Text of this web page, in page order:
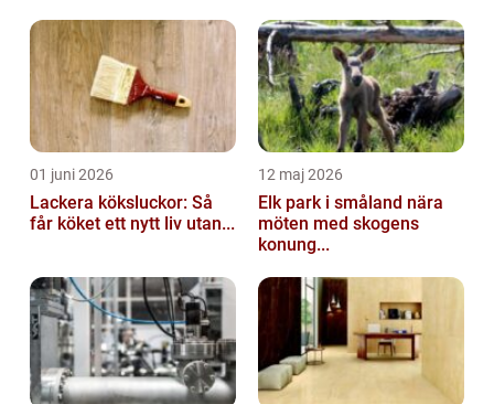
01 juni 2026
Lackera köksluckor: Så
får köket ett nytt liv utan...
12 maj 2026
Elk park i småland nära
möten med skogens
konung...